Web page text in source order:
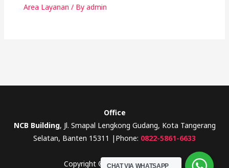
Area Layanan / By admin
Office
NCB Building, Jl. Smapal Lengkong Gudang, Kota Tangerang
Selatan, Banten 15311 |Phone: 0822-5861-6633
Copyright © 2026 Zona Sondir
CHAT VIA WHATSAPP